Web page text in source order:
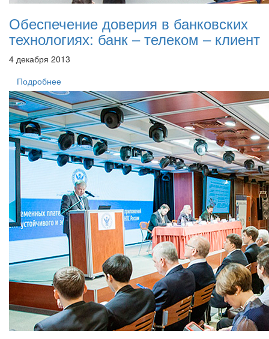
Обеспечение доверия в банковских
технологиях: банк – телеком – клиент
4 декабря 2013
Подробнее